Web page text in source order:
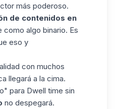
más poderoso.
de contenidos en
como algo binario. Es
eso y
con muchos
llegará a la cima.
para Dwell time sin
no despegará.